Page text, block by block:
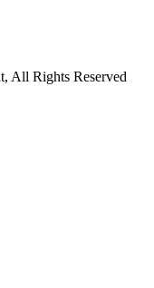
All Rights Reserved